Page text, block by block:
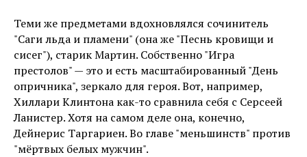
Теми же предметами вдохновлялся сочинитель
"Саги льда и пламени" (она же "Песнь кровищи и
сисег"), старик Мартин. Собственно "Игра
престолов" — это и есть масштабированный "День
опричника", зеркало для героя. Вот, например,
Хиллари Клинтона как-то сравнила себя с Серсеей
Ланистер. Хотя на самом деле она, конечно,
Дейнерис Таргариен. Во главе "меньшинств" против
"мёртвых белых мужчин".